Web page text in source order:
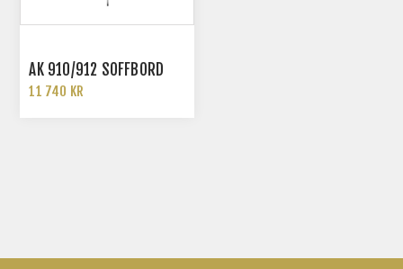
AK 910/912 SOFFBORD
11 740 KR